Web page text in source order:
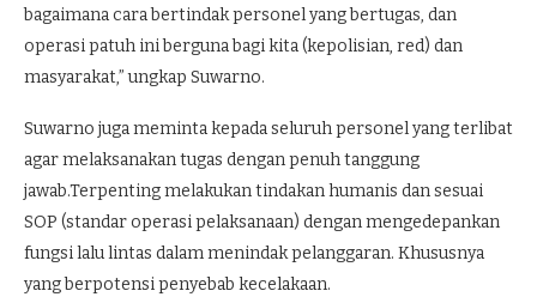
bagaimana cara bertindak personel yang bertugas, dan
operasi patuh ini berguna bagi kita (kepolisian, red) dan
masyarakat,” ungkap Suwarno.
Suwarno juga meminta kepada seluruh personel yang terlibat
agar melaksanakan tugas dengan penuh tanggung
jawab.Terpenting melakukan tindakan humanis dan sesuai
SOP (standar operasi pelaksanaan) dengan mengedepankan
fungsi lalu lintas dalam menindak pelanggaran. Khususnya
yang berpotensi penyebab kecelakaan.